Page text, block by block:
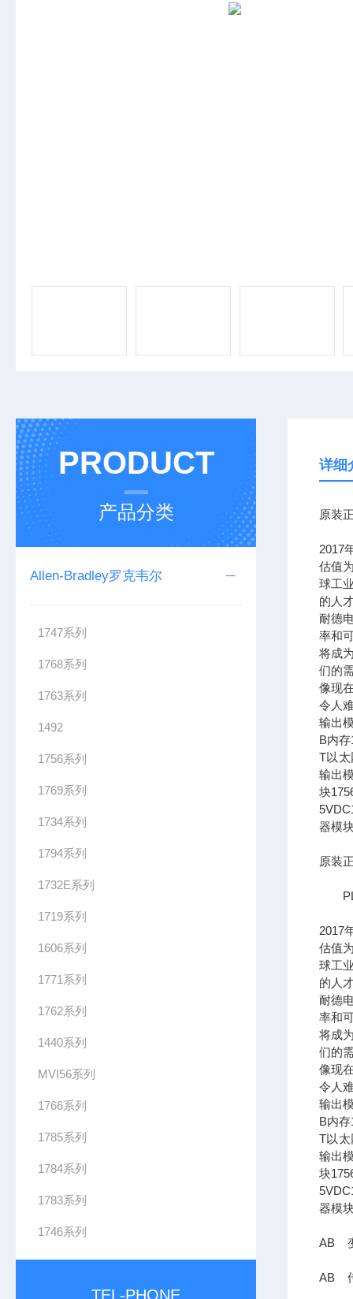
PRODUCT
产品分类
Allen-Bradley罗克韦尔
1747系列
1768系列
1763系列
1492
1756系列
1769系列
1734系列
1794系列
1732E系列
1719系列
1606系列
1771系列
1762系列
1440系列
MVI56系列
1766系列
1785系列
1784系列
1783系列
1746系列
TEL-PHONE
详细
原装
2017
估值
球工
的人
耐德
率和
将成
们的
像现
令人
输出
B内
T以太
输出
块
器模
原装
PLC
2017
估值
球工
的人
耐德
率和
将成
们的
像现
令人
输出
B内
T以太
输出
块
器模
AB
AB